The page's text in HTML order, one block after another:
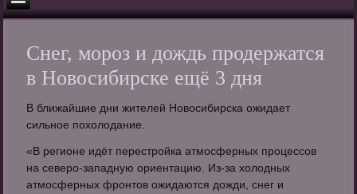
Снег, мороз и дождь продержатся
в Новосибирске ещё 3 дня
В ближайшие дни жителей Новосибирска ожидает
сильное похолодание.
«В регионе идёт перестройка атмосферных процессов
на северо-западную ориентацию. Из-за холодных
атмосферных фронтов ожидаются дожди, снег и